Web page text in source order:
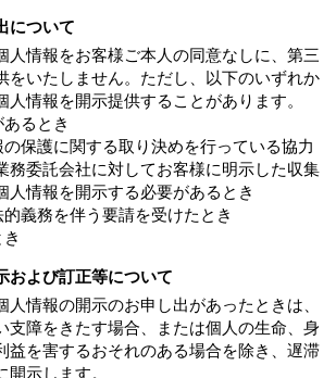
について
人情報をお客様ご本人の同意なしに、第三
をいたしません。ただし、以下のいずれか
人情報を開示提供することがあります。
るとき
保護に関する取り決めを行っている協力
務委託会社に対してお客様に明示した収集
人情報を開示する必要があるとき
義務を伴う要請を受けたとき
および訂正等について
人情報の開示のお申し出があったときは、
支障をきたす場合、または個人の生命、身
益を害するおそれのある場合を除き、遅滞
開示します。